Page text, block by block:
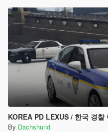
KOREA PD LEXUS / 한국 경찰
By Dachshund